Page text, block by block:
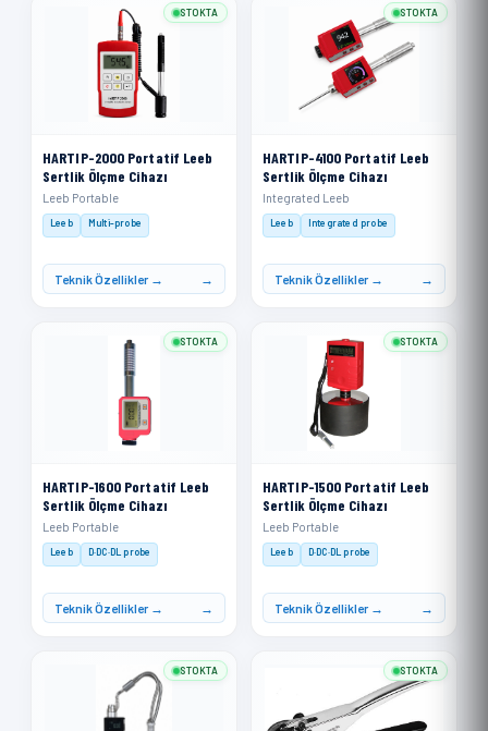
HARTIP-2000 Portatif Leeb
Sertlik Ölçme Cihazı
Leeb Portable
Leeb Multi-probe
Teknik Özellikler →
STOKTA
HARTIP-4100 Portatif Leeb
Sertlik Ölçme Cihazı
Integrated Leeb
Leeb Integrated probe
Teknik Özellikler →
STOKTA
HARTIP-1600 Portatif Leeb
Sertlik Ölçme Cihazı
Leeb Portable
Leeb D·DC·DL probe
Teknik Özellikler →
STOKTA
HARTIP-1500 Portatif Leeb
Sertlik Ölçme Cihazı
Leeb Portable
Leeb D·DC·DL probe
Teknik Özellikler →
STOKTA
STOKTA STOKTA